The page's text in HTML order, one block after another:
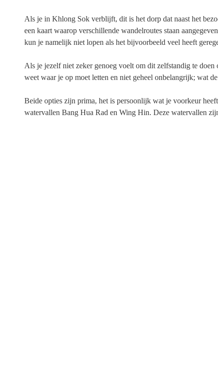
Als je in Khlong Sok verblijft, dit is het dorp dat naast het
een kaart waarop verschillende wandelroutes staan
kun je namelijk niet lopen als het bijvoorbeeld veel heeft
Als je jezelf niet zeker genoeg voelt om dit zelfstandig te
weet waar je op moet letten en niet geheel onbelangrijk; wat
Beide opties zijn prima, het is persoonlijk wat je voorkeur
watervallen Bang Hua Rad en Wing Hin. Deze watervallen